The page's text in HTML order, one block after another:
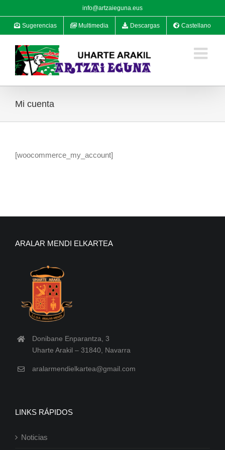
al
contenido
info@artzaieguna.eus
Sugerencias Multimedia Descargas Castellano
Mi cuenta
[woocommerce_my_account]
ARALAR MENDI ELKARTEA
Donibane Enparantza, 3
Uharte Arakil – 31840, Navarra
aralarmendielkartea@gmail.com
LINKS RÁPIDOS
Noticias